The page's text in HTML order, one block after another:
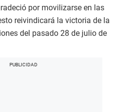
por movilizarse en las
reivindicará la victoria de la
del pasado 28 de julio de